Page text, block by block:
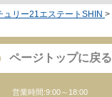
リー21エステートSHIN >
ページトップに戻る
営業時間:9:00～18:00